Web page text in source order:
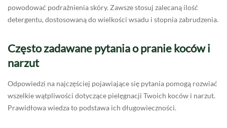
powodować podrażnienia skóry. Zawsze stosuj zalecaną ilość
detergentu, dostosowaną do wielkości wsadu i stopnia zabrudzenia.
Często zadawane pytania o pranie koców i
narzut
Odpowiedzi na najczęściej pojawiające się pytania pomogą rozwiać
wszelkie wątpliwości dotyczące pielęgnacji Twoich koców i narzut.
Prawidłowa wiedza to podstawa ich długowieczności.